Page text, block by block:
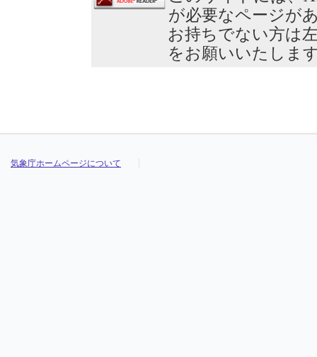
が必要なページが
お持ちでない方は
をお願いいたしま
気象庁ホームページについて